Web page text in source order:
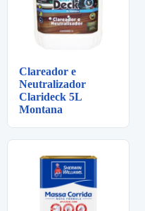
Clareador e
Neutralizador
Clarideck 5L
Montana